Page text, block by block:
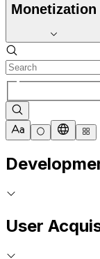
Monetization
User